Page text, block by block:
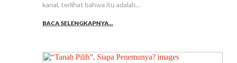
kanal, terlihat bahwa itu adalah…
BACA SELENGKAPNYA...